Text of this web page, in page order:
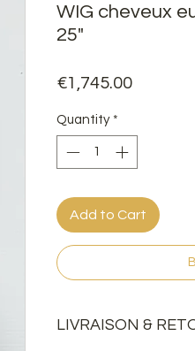
WIG cheveux
25"
€1,745.00Price
Quantity *
Add to Cart
LIVRAISON &